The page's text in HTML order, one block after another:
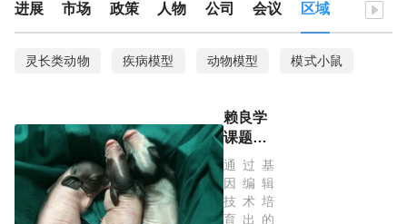
进展 市场 政策 人物 公司 会议 区域
灵长类动物 疾病模型 动物模型 模式小鼠
化学反应器 噬菌体 动物疫苗
乙肝 生物化学 抗体质量 多克隆抗体
单克隆抗体 免疫原 抗体特异性
赖良学
课题组
在大动
物疾病
模型的
研究中
通过基
因编辑
技术培
育出的